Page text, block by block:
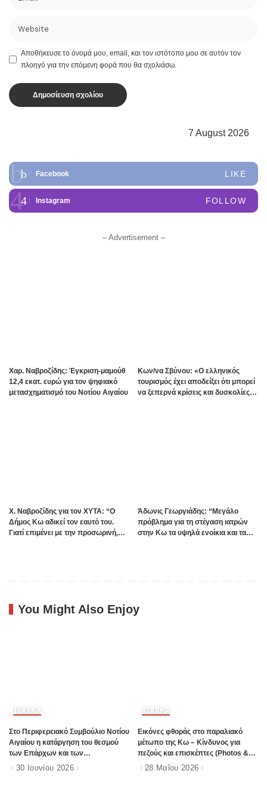
Αποθήκευσε το όνομά μου, email, και τον ιστότοπο μου σε αυτόν τον
πλοηγό για την επόμενη φορά που θα σχολιάσω.
7 August 2026
Facebook LIKE
Instagram FOLLOW
– Advertisement –
Χαρ. Ναβροζίδης: Έγκριση-μαμούθ
12,4 εκατ. ευρώ για τον ψηφιακό
μετασχηματισμό του Νοτίου Αιγαίου
Kων/να Σβύνου: «Ο ελληνικός
τουρισμός έχει αποδείξει ότι μπορεί
να ξεπερνά κρίσεις και δυσκολίες»
Χ. Ναβροζίδης για τον ΧΥΤΑ: “Ο
Δήμος Κω αδικεί τον εαυτό του.
Γιατί επιμένει με την προσωρινή,
Άδωνις Γεωργιάδης: “Μεγάλο
πρόβλημα για τη στέγαση ιατρών
στην Κω τα υψηλά ενοίκια και τα
You Might Also Enjoy
ΤΟΠΙΚΑ
Στο Περιφερειακό Συμβούλιο Νοτίου
Αιγαίου η κατάργηση του θεσμού
των Επάρχων και των
Εντεταλμένων Περιφερειακών
30 Ιουνίου 2026
ΤΟΠΙΚΑ
Εικόνες φθοράς στο παραλιακό
μέτωπο της Κω – Κίνδυνος για
πεζούς και επισκέπτες (Photos &
Video)
28 Μαΐου 2026